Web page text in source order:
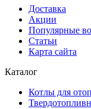
Доставка
Акции
Популярные
Статьи
Карта сайта
Каталог
Котлы для